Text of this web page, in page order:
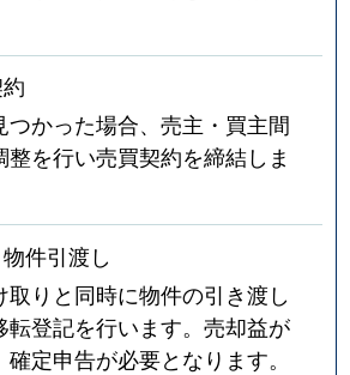
つかった場合、売主・買主間
を行い売買契約を締結しま
件引渡し
りと同時に物件の引き渡し
転登記を行います。売却益が
定申告が必要となります。